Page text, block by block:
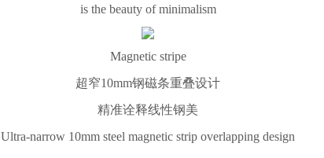
is the beauty of minimalism
Magnetic stripe
超窄10mm钢磁条重叠设计
精准诠释线性钢美
Ultra-narrow 10mm steel magnetic strip overlapping design